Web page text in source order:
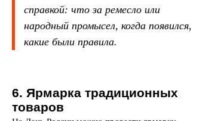
справкой: что за ремесло или
народный промысел, когда появился,
какие были правила.
6. Ярмарка традиционных
товаров